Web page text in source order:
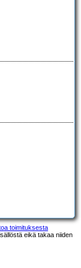
toimituksesta
eikä takaa niiden